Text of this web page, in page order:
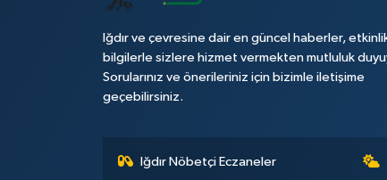
Iğdır ve çevresine dair en güncel haberler,
bilgilerle sizlere hizmet vermekten mutluluk
Sorularınız ve önerileriniz için bizimle iletişime
geçebilirsiniz.
Iğdır Nöbetçi Eczaneler